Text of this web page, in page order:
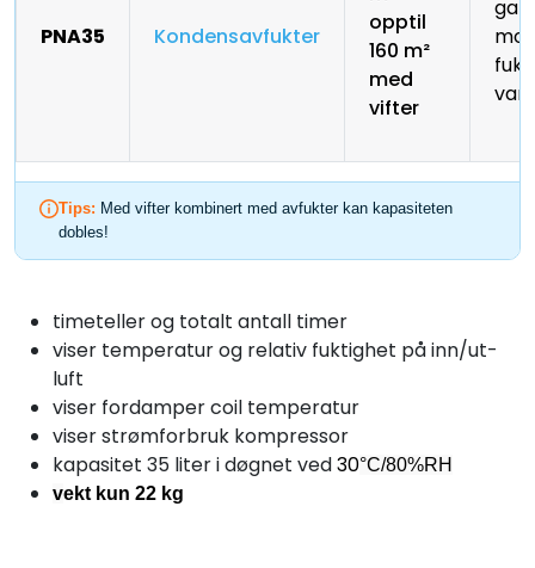
PNA35 Kondensavfukter
opptil
160 m²
med
vifter
Tips: Med vifter kombinert med avfukter kan kapasiteten
dobles!
timeteller og totalt antall timer
viser temperatur og relativ fuktighet på inn/ut-
luft
viser fordamper coil temperatur
viser strømforbruk kompressor
kapasitet 35 liter i døgnet ved30°C/80%RH
vekt kun 22 kg